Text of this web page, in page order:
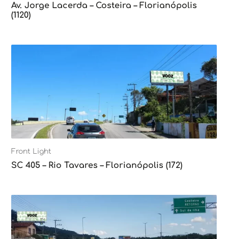
Av. Jorge Lacerda – Costeira – Florianópolis
(1120)
Front Light
SC 405 – Rio Tavares – Florianópolis (172)